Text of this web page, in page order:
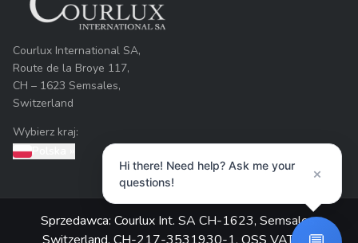
Courlux International SA,
Route de la Broye 117,
CH – 1623 Semsales,
Switzerland
Wybierz kraj:
Sprzedawca: Courlux Int. SA CH-1623, Semsales,
Hi there! Need help? Ask me your
questions!
×